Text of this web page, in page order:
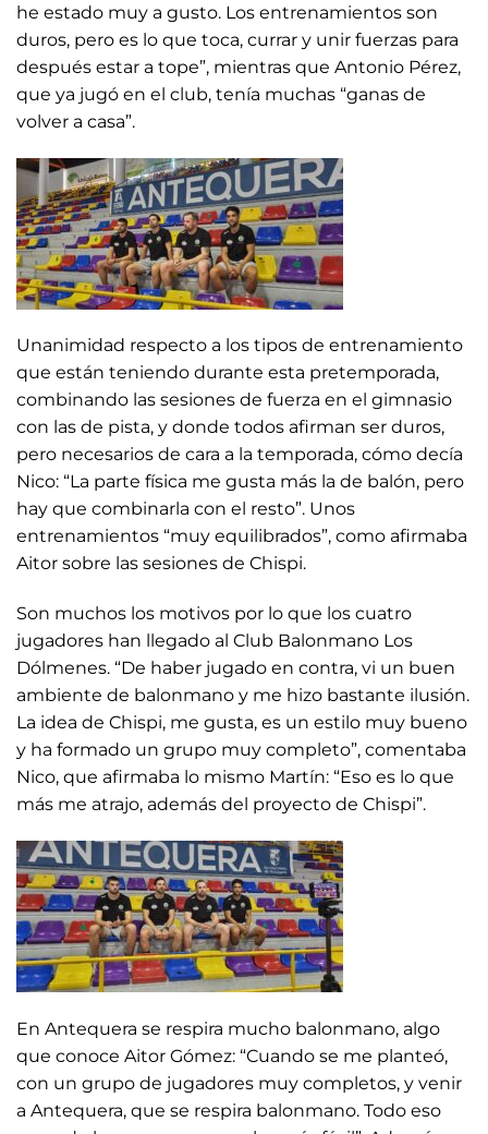
he estado muy a gusto. Los entrenamientos son
duros, pero es lo que toca, currar y unir fuerzas para
después estar a tope”, mientras que Antonio Pérez,
que ya jugó en el club, tenía muchas “ganas de
volver a casa”.
Unanimidad respecto a los tipos de entrenamiento
que están teniendo durante esta pretemporada,
combinando las sesiones de fuerza en el gimnasio
con las de pista, y donde todos afirman ser duros,
pero necesarios de cara a la temporada, cómo decía
Nico: “La parte física me gusta más la de balón, pero
hay que combinarla con el resto”. Unos
entrenamientos “muy equilibrados”, como afirmaba
Aitor sobre las sesiones de Chispi.
Son muchos los motivos por lo que los cuatro
jugadores han llegado al Club Balonmano Los
Dólmenes. “De haber jugado en contra, vi un buen
ambiente de balonmano y me hizo bastante ilusión.
La idea de Chispi, me gusta, es un estilo muy bueno
y ha formado un grupo muy completo”, comentaba
Nico, que afirmaba lo mismo Martín: “Eso es lo que
más me atrajo, además del proyecto de Chispi”.
En Antequera se respira mucho balonmano, algo
que conoce Aitor Gómez: “Cuando se me planteó,
con un grupo de jugadores muy completos, y venir
a Antequera, que se respira balonmano. Todo eso